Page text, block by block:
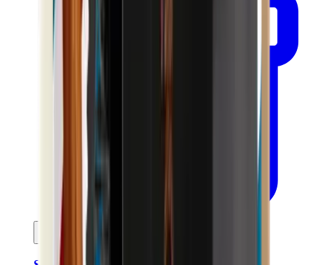
Ajouter au panier